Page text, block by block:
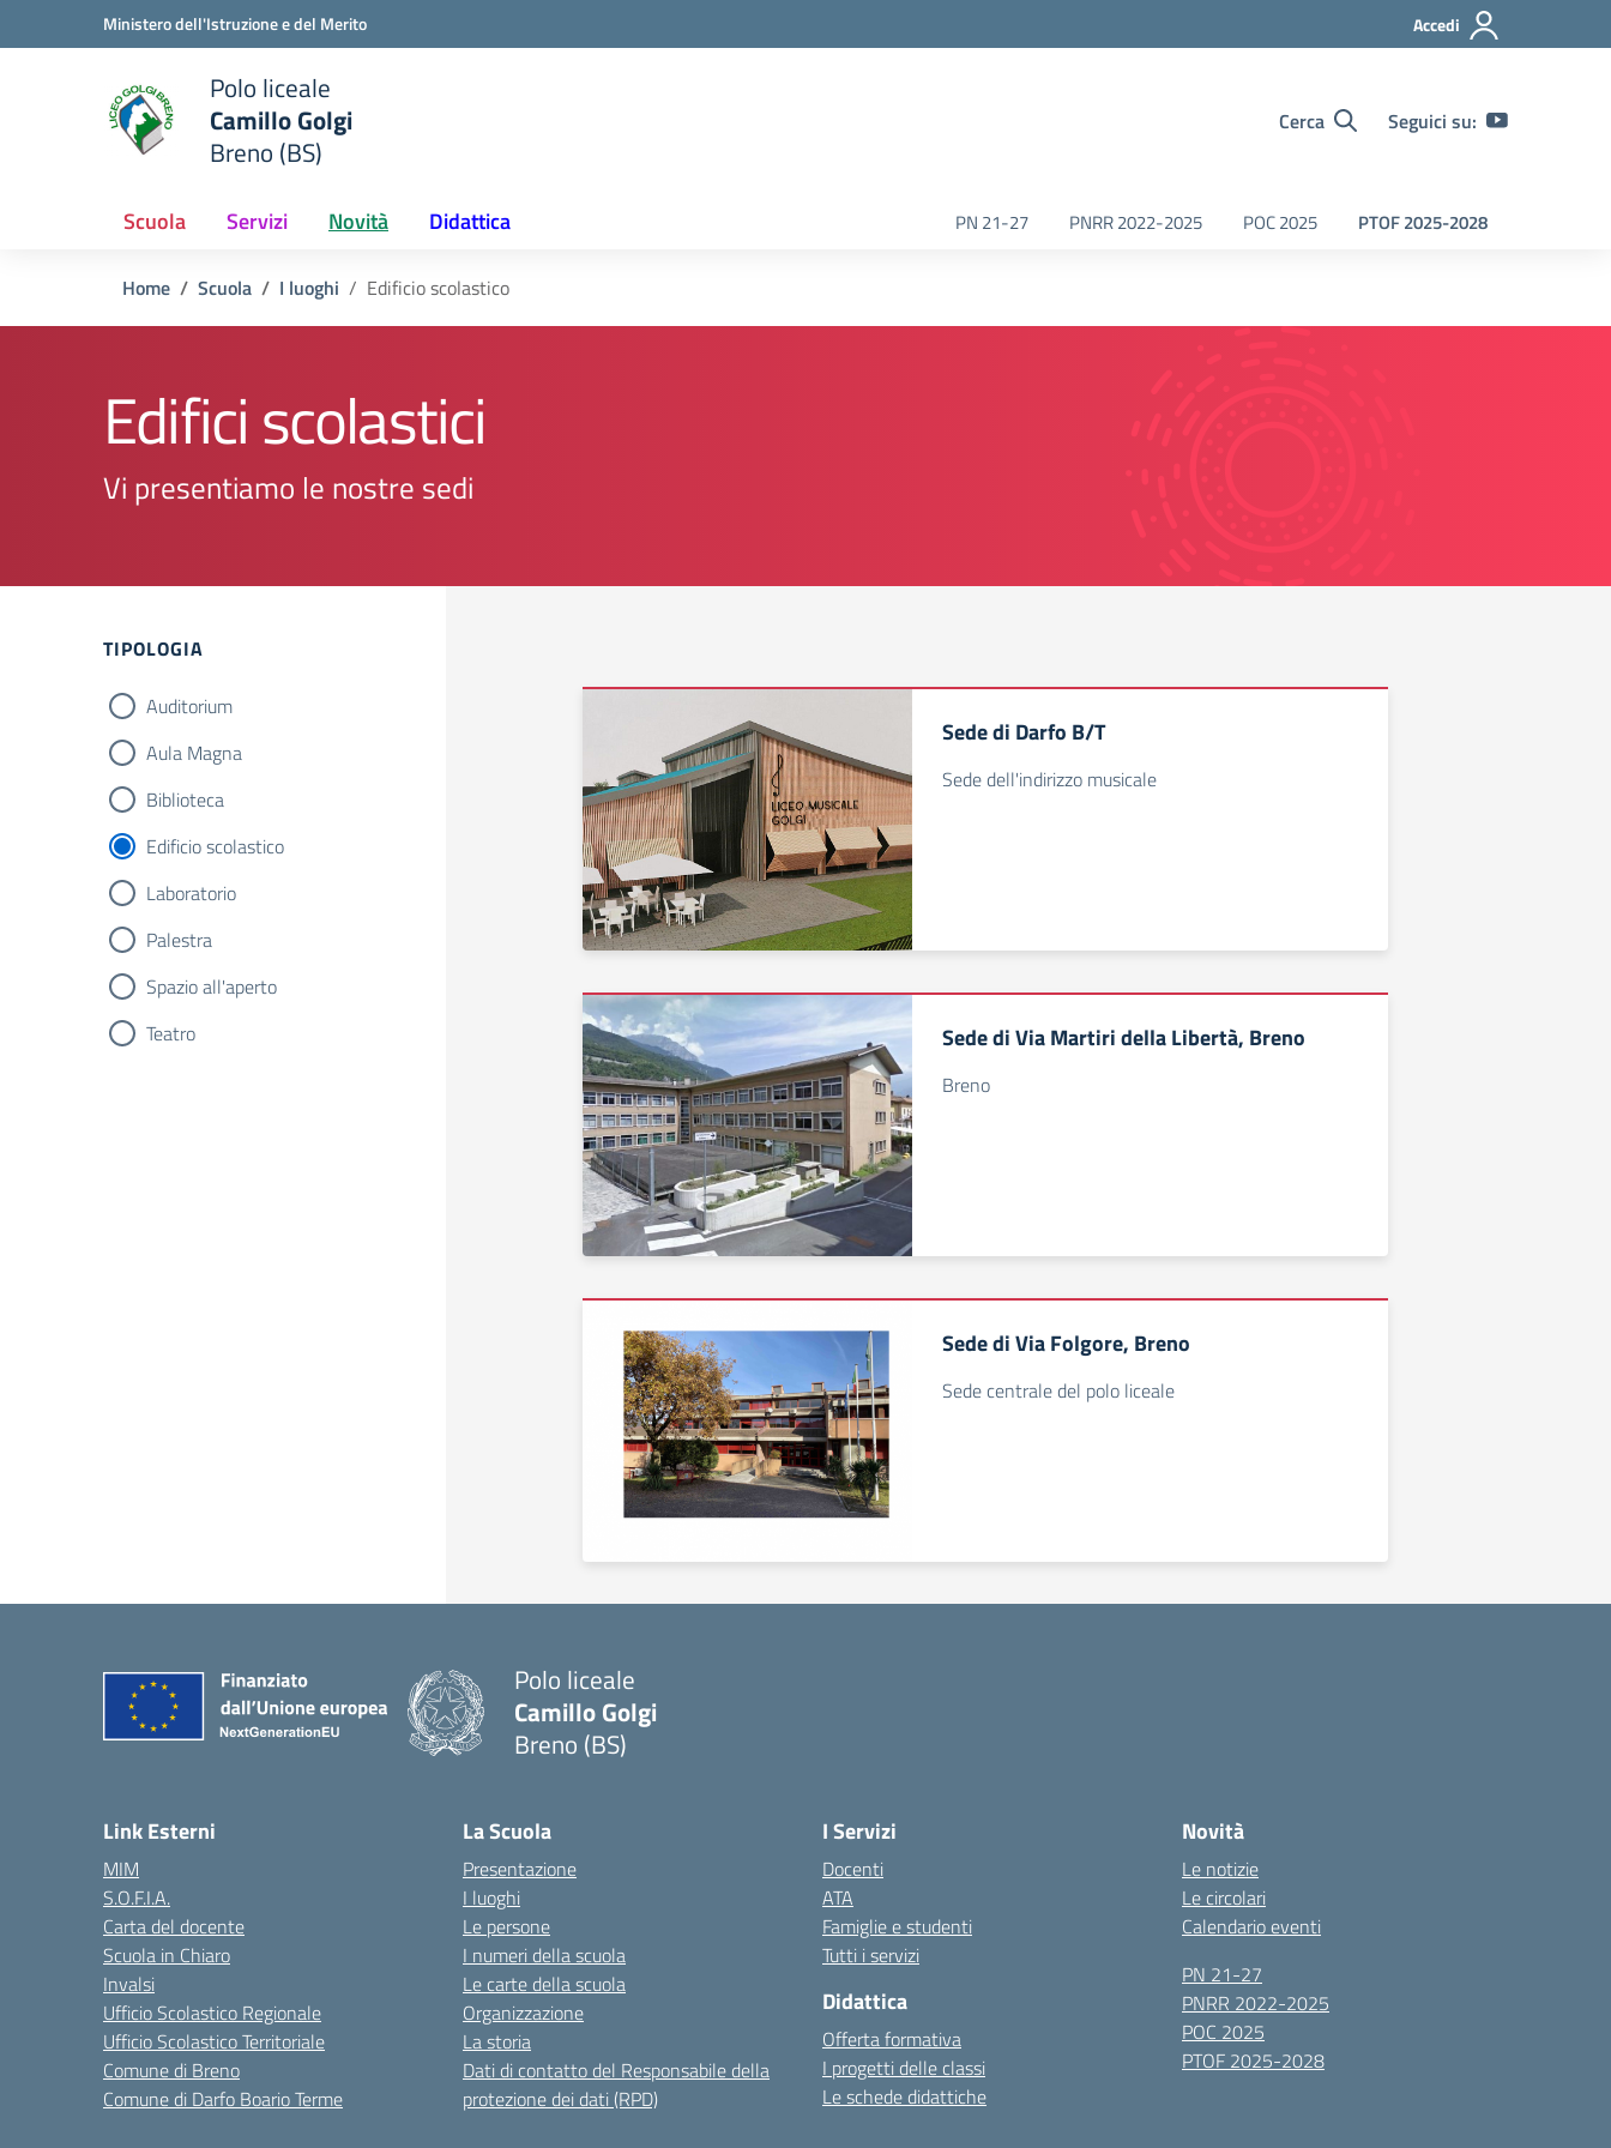
Vai ai contenuti
Vai al menu di navigazioneMinistero dell'Istruzione e del Merito Accedi
scuola
Polo liceale
Camillo Golgi
Breno (BS)
Cerca Seguici su:
Scuola Servizi Novità Didattica PN 21-27 PNRR 2022-2025 POC 2025 PTOF 2025-2028
Home Scuola I luoghi Edificio scolastico
Edifici scolastici
Vi presentiamo le nostre sedi
Filtri
TIPOLOGIA
Auditorium
Aula Magna
Biblioteca
Edificio scolastico
Laboratorio
Palestra
Spazio all'aperto
Teatro
Sede di Darfo B/T
Sede dell'indirizzo musicale
Sede di Via Martiri della Libertà, Breno
Breno
Sede di Via Folgore, Breno
Sede centrale del polo liceale
Polo liceale
Camillo Golgi
Breno (BS)
Link Esterni
MIM
S.O.F.I.A.
Carta del docente
Scuola in Chiaro
Invalsi
Ufficio Scolastico Regionale
Ufficio Scolastico Territoriale
Comune di Breno
Comune di Darfo Boario Terme
La Scuola
Presentazione
I luoghi
Le persone
I numeri della scuola
Le carte della scuola
Organizzazione
La storia
Dati di contatto del Responsabile della
protezione dei dati (RPD)
I Servizi
Docenti
ATA
Famiglie e studenti
Tutti i servizi
Didattica
Offerta formativa
I progetti delle classi
Le schede didattiche
Novità
Le notizie
Le circolari
Calendario eventi
PN 21-27
PNRR 2022-2025
POC 2025
PTOF 2025-2028